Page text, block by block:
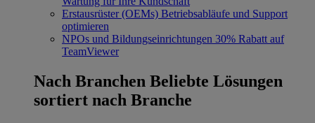
Erstausrüster (OEMs) Betriebsabläufe und Support
optimieren
NPOs und Bildungseinrichtungen 30% Rabatt auf
TeamViewer
Nach Branchen Beliebte Lösungen
sortiert nach Branche